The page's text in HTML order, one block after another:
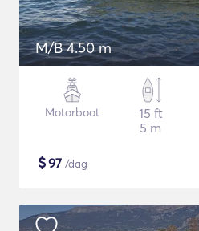
M/B 4.50 m
Motorboot
15 ft
5 m
$97 /dag